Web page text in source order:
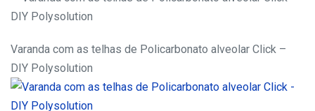
Varanda com as telhas de Policarbonato alveolar Click –
DIY Polysolution